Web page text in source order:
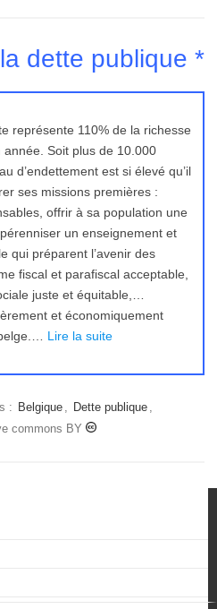
dette publique *
représente 110% de la richesse
année. Soit plus de 10.000
d’endettement est si élevé qu’il
ses missions premières :
offrir à sa population une
un enseignement et
qui préparent l’avenir des
fiscal et parafiscal acceptable,
juste et équitable,…
et économiquement
Lire la suite
: Belgique , Dette publique ,
commons BY